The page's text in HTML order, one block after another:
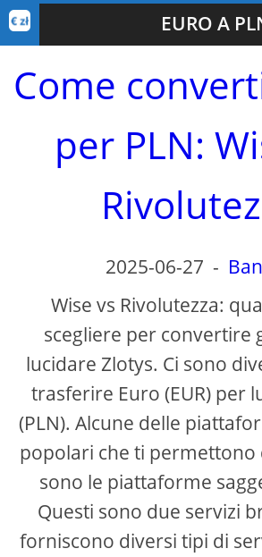
EURO A
Come
per PLN:
2025-06-27 -
Wise vs Rivolutezza:
scegliere per convertire
lucidare Zlotys. Ci sono
trasferire Euro (EUR) per
(PLN). Alcune delle
popolari che ti permettono
sono le piattaforme
Questi sono due servizi
forniscono diversi tipi di